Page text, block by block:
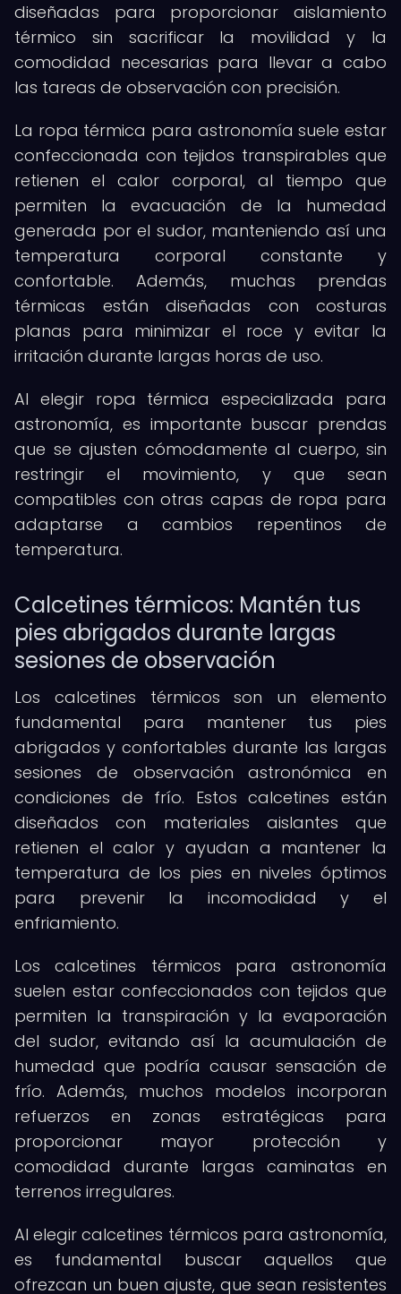
diseñadas para proporcionar aislamiento
térmico sin sacrificar la movilidad y la
comodidad necesarias para llevar a cabo
las tareas de observación con precisión.
La ropa térmica para astronomía suele estar
confeccionada con tejidos transpirables que
retienen el calor corporal, al tiempo que
permiten la evacuación de la humedad
generada por el sudor, manteniendo así una
temperatura corporal constante y
confortable. Además, muchas prendas
térmicas están diseñadas con costuras
planas para minimizar el roce y evitar la
irritación durante largas horas de uso.
Al elegir ropa térmica especializada para
astronomía, es importante buscar prendas
que se ajusten cómodamente al cuerpo, sin
restringir el movimiento, y que sean
compatibles con otras capas de ropa para
adaptarse a cambios repentinos de
temperatura.
Calcetines térmicos: Mantén tus
pies abrigados durante largas
sesiones de observación
Los calcetines térmicos son un elemento
fundamental para mantener tus pies
abrigados y confortables durante las largas
sesiones de observación astronómica en
condiciones de frío. Estos calcetines están
diseñados con materiales aislantes que
retienen el calor y ayudan a mantener la
temperatura de los pies en niveles óptimos
para prevenir la incomodidad y el
enfriamiento.
Los calcetines térmicos para astronomía
suelen estar confeccionados con tejidos que
permiten la transpiración y la evaporación
del sudor, evitando así la acumulación de
humedad que podría causar sensación de
frío. Además, muchos modelos incorporan
refuerzos en zonas estratégicas para
proporcionar mayor protección y
comodidad durante largas caminatas en
terrenos irregulares.
Al elegir calcetines térmicos para astronomía,
es fundamental buscar aquellos que
ofrezcan un buen ajuste, que sean resistentes